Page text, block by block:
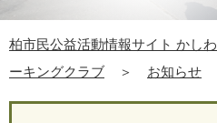
柏市民公益活動情報サイト かし
ーキングクラブ
＞ お知らせ